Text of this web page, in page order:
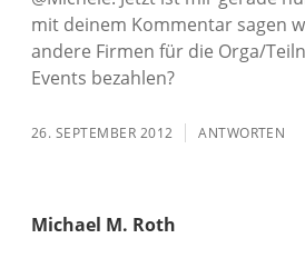
mit deinem Kommentar sagen
andere Firmen für die Orga/
Events bezahlen?
26. SEPTEMBER 2012 ANTWORTEN
Michael M. Roth